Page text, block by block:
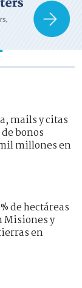
mails y citas
bonos
millones en
de hectáreas
Misiones y
en